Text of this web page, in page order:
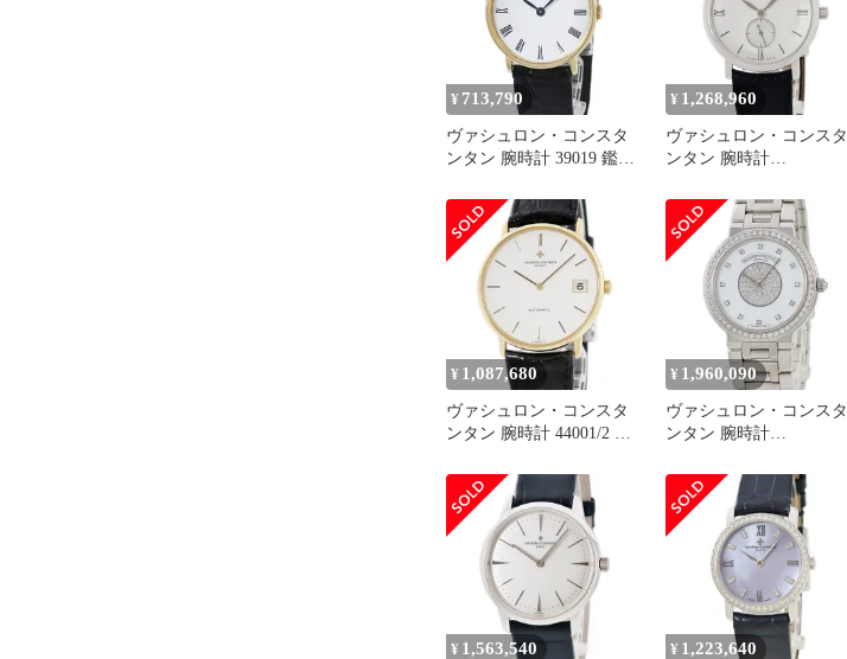
¥ 713,790
ヴァシュロン・コンスタ
ンタン 腕時計 39019 鑑定
¥ 1,268,960
ヴァシュロン・コンスタ
ンタン 腕時計
み ブランド
¥ 1,087,680
ヴァシュロン・コンスタ
ンタン 腕時計 44001/2 鑑
¥ 1,960,090
ヴァシュロン・コンスタ
ンタン 腕時計
ランド
¥ 1,563,540 ¥ 1,223,640